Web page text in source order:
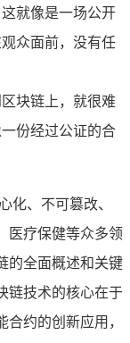
就像是一场公开
众面前，没有任
块链上，就很难
份经过公证的合
化、不可篡改、
医疗保健等众多领
的全面概述和关键
链技术的核心在于
约的创新应用，